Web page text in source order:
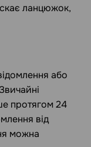
ланцюжок,
або
протягом 24
від
можна